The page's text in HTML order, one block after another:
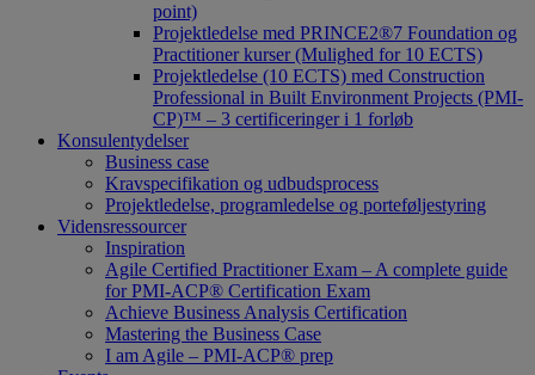
point)
Projektledelse med PRINCE2®7 Foundation og
Practitioner kurser (Mulighed for 10 ECTS)
Projektledelse (10 ECTS) med Construction
Professional in Built Environment Projects (PMI-
CP)™ – 3 certificeringer i 1 forløb
Konsulentydelser
Business case
Kravspecifikation og udbudsprocess
Projektledelse, programledelse og porteføljestyring
Vidensressourcer
Inspiration
Agile Certified Practitioner Exam – A complete guide
for PMI-ACP® Certification Exam
Achieve Business Analysis Certification
Mastering the Business Case
I am Agile – PMI-ACP® prep